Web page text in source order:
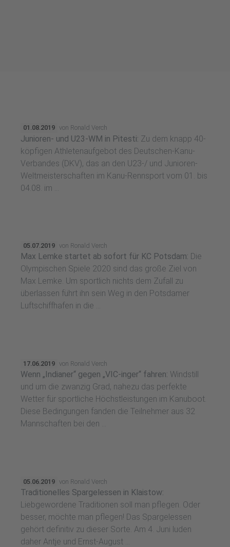
01.08.2019 von Ronald Verch
Junioren- und U23-WM in Pitesti: Zu dem knapp 40-
köpfigen Athletenaufgebot des Deutschen-Kanu-
Verbandes (DKV), das an den U23-/ und Junioren-
Weltmeisterschaften im Kanu-Rennsport vom 01. bis
04.08. im ...
05.07.2019 von Ronald Verch
Max Lemke startet ab sofort für KC Potsdam: Die
Olympischen Spiele 2020 sind das große Ziel von
Max Lemke. Um sportlich nichts dem Zufall zu
überlassen führt ihn sein Weg in den Potsdamer
Luftschiffhafen in die ...
17.06.2019 von Ronald Verch
Wenn „Indianer“ gegen „VIC-inger“ fahren: Windstill
und um die zwanzig Grad, nahezu das perfekte
Wetter für sportliche Höchstleistungen im Kanuboot.
Diese Bedingungen fanden die Teilnehmer aus 32
Mannschaften bei den ...
05.06.2019 von Ronald Verch
Traditionelles Spargelessen in Klaistow:
Liebgewordene Traditionen soll man pflegen. Oder
besser, möchte man pflegen! Das Spargelessen
gehört definitiv zu dieser Sorte. Am 4. Juni luden
daher Antje und Ernst-August ...